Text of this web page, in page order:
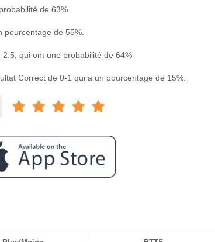
de 63%
pourcentage de 55%.
qui ont une probabilité de 64%
Correct de 0-1 qui a un pourcentage de 15%.